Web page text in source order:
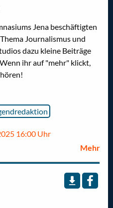
Jena beschäftigten
Journalismus und
dazu kleine Beiträge
ihr auf "mehr" klickt,
16:00 Uhr
Mehr